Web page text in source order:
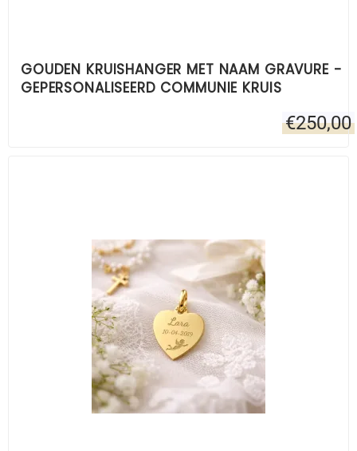
GOUDEN KRUISHANGER MET NAAM GRAVURE -
GEPERSONALISEERD COMMUNIE KRUIS
€250,00